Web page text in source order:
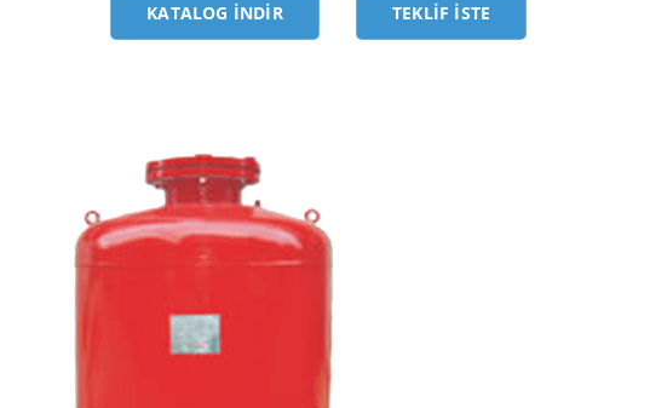
Alüminyum Jeodezik
Kubbe Çatı
Güvenilir Koruma
Yüzer Emiş Kolu
Donanımları
KATALOG İNDIR TEKLIF İSTE